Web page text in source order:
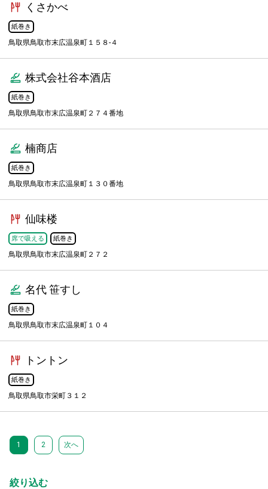
くさかべ
紙巻き
鳥取県鳥取市末広温泉町１５８-４
株式会社谷本酒店
紙巻き
鳥取県鳥取市末広温泉町２７４番地
楠商店
紙巻き
鳥取県鳥取市末広温泉町１３０番地
仙味楼
席で吸える 紙巻き
鳥取県鳥取市末広温泉町２７２
名代 笹すし
紙巻き
鳥取県鳥取市末広温泉町１０４
トントン
紙巻き
鳥取県鳥取市栄町３１２
1 2 次へ
絞り込む